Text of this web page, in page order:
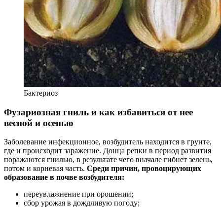
Бактериоз
Фузариозная гниль и как избавиться от нее
весной и осенью
Заболевание инфекционное, возбудитель находится в грунте,
где и происходит заражение. Донца репки в период развития
поражаются гнилью, в результате чего вначале гибнет зелень,
потом и корневая часть. Среди причин, провоцирующих
образование в почве возбудителя:
переувлажнение при орошении;
сбор урожая в дождливую погоду;